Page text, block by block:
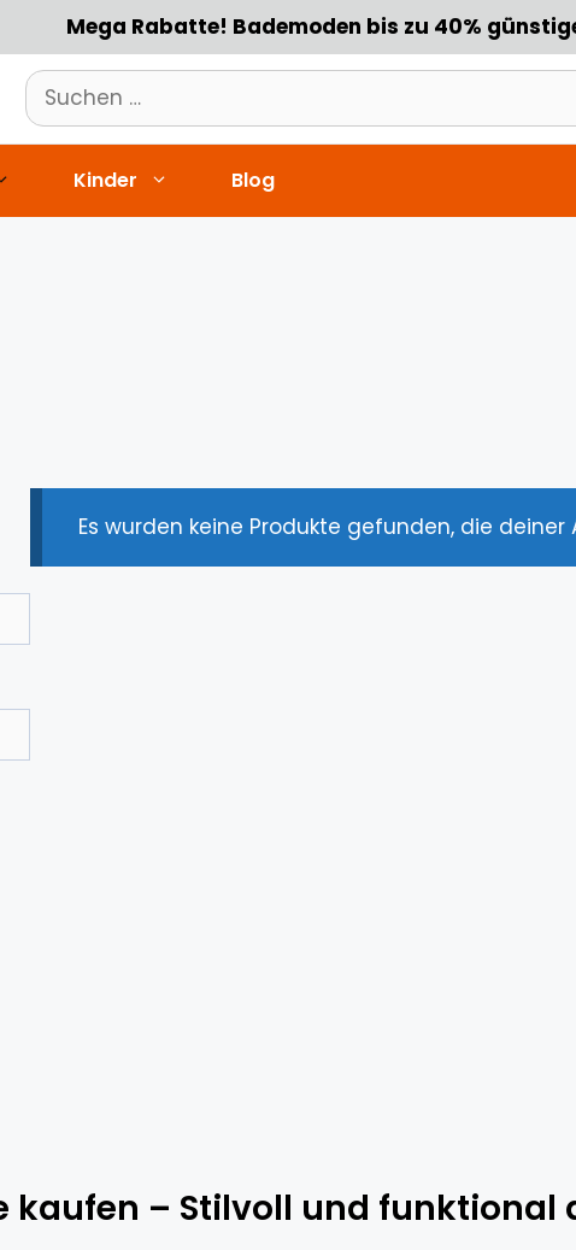
Mega Rabatte! Bademoden bis zu 40%
Suchen
nach:
Kinder Blog
Es wurden keine Produkte gefunden, die
kaufen – Stilvoll und funktional